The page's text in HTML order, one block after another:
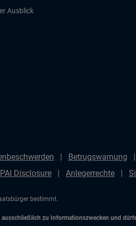
Ausblick
Betrugswarnung
PAI Disclosure Anlegerrechte
bestimmt.
zu Informationszwecken und